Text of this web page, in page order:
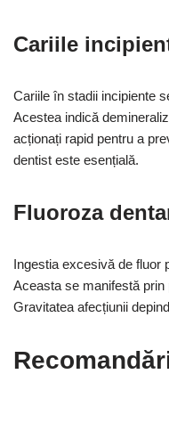
Cariile
Cariile în stadii incipiente
Acestea indică
acționați rapid pentru a
dentist este esențială.
Fluoroza
Ingestia excesivă de fluor
Aceasta se manifestă prin
Gravitatea afecțiunii